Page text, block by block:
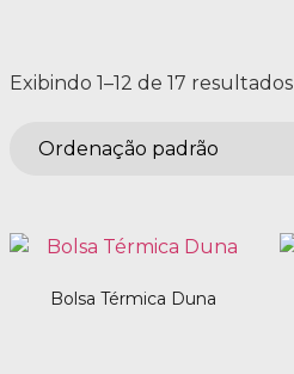
Exibindo 1–12 de 17 resultados
Bolsa Térmica Duna